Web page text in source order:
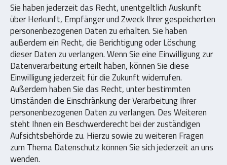
Sie haben jederzeit das Recht, unentgeltlich Auskunft
über Herkunft, Empfänger und Zweck Ihrer gespeicherten
personenbezogenen Daten zu erhalten. Sie haben
außerdem ein Recht, die Berichtigung oder Löschung
dieser Daten zu verlangen. Wenn Sie eine Einwilligung zur
Datenverarbeitung erteilt haben, können Sie diese
Einwilligung jederzeit für die Zukunft widerrufen.
Außerdem haben Sie das Recht, unter bestimmten
Umständen die Einschränkung der Verarbeitung Ihrer
personenbezogenen Daten zu verlangen. Des Weiteren
steht Ihnen ein Beschwerderecht bei der zuständigen
Aufsichtsbehörde zu. Hierzu sowie zu weiteren Fragen
zum Thema Datenschutz können Sie sich jederzeit an uns
wenden.